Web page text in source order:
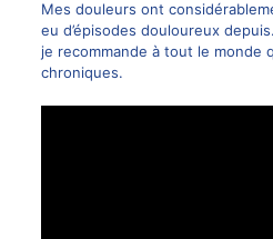
Mes douleurs ont
eu d’épisodes douloureux
je recommande à tout le monde
chroniques.